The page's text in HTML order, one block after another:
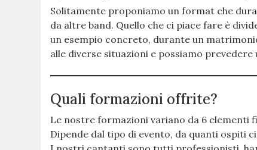
Solitamente proponiamo un format che
da altre band. Quello che ci piace fare è
un esempio concreto, durante un
alle diverse situazioni e possiamo
Quali formazioni offrite?
Le nostre formazioni variano da 6 elementi
Dipende dal tipo di evento, da quanti ospiti